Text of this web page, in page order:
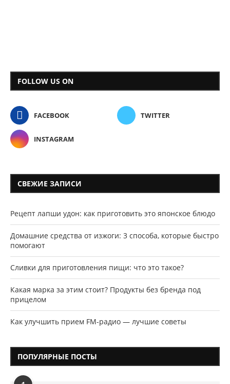
FOLLOW US ON
FACEBOOK TWITTER
INSTAGRAM
СВЕЖИЕ ЗАПИСИ
Рецепт лапши удон: как приготовить это японское блюдо
Домашние средства от изжоги: 3 способа, которые быстро
помогают
Сливки для приготовления пищи: что это такое?
Какая марка за этим стоит? Продукты без бренда под
прицелом
Как улучшить прием FM-радио — лучшие советы
ПОПУЛЯРНЫЕ ПОСТЫ